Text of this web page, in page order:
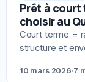
Prêt à court
choisir au
Court terme =
structure et
10 mars 2026 7